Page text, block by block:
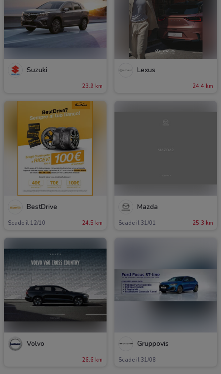
Suzuki
23.9 km
Lexus
24.4 km
BestDrive
Scade il 12/10 24.5 km
Mazda
Scade il 31/01 25.3 km
Volvo
26.6 km
Gruppovis
Scade il 31/08